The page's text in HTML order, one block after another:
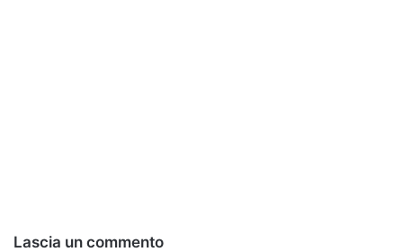
Lascia un commento